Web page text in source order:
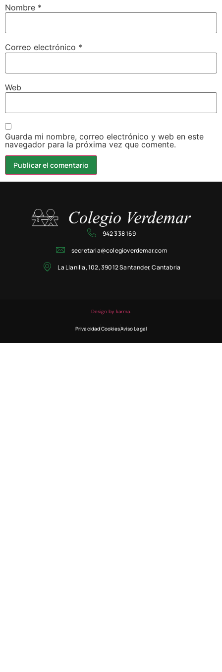
Nombre *
Correo electrónico *
Web
Guarda mi nombre, correo electrónico y web en este
navegador para la próxima vez que comente.
942 338 169
secretaria@colegioverdemar.com
La Llanilla, 102, 39012 Santander, Cantabria
Design by karma.
PrivacidadCookiesAviso Legal